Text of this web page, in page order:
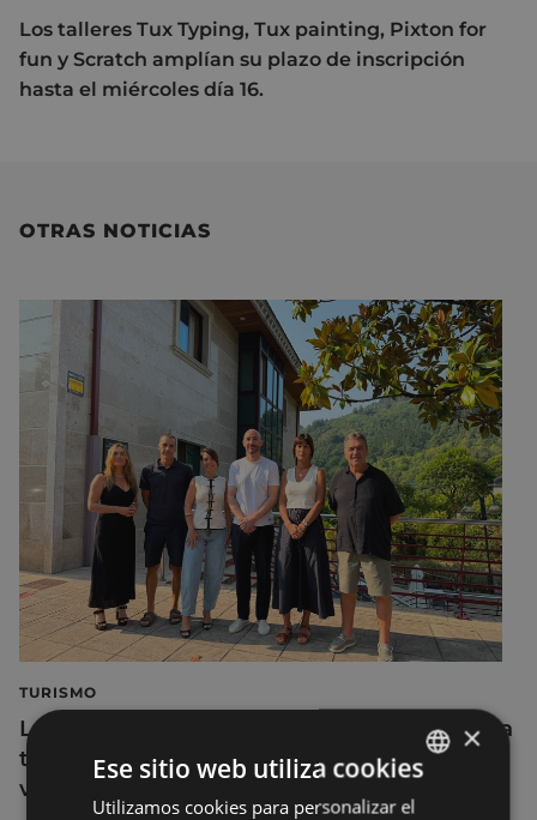
Los talleres Tux Typing, Tux painting, Pixton for
fun y Scratch amplían su plazo de inscripción
hasta el miércoles día 16.
OTRAS NOTICIAS
TURISMO
La diputada Azahara Domínguez destaca la
transformación turística de Eibar en su
visita a la localidad
BASQUE
×
Ese sitio web utiliza cookies
Utilizamos cookies para personalizar el